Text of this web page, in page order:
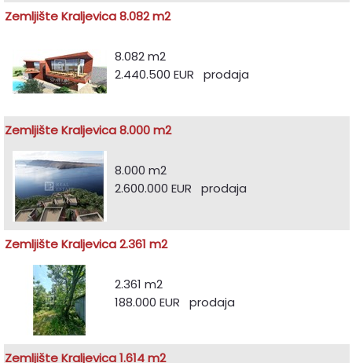
Zemljište Kraljevica 8.082 m2
8.082 m2
2.440.500 EUR prodaja
Zemljište Kraljevica 8.000 m2
8.000 m2
2.600.000 EUR prodaja
Zemljište Kraljevica 2.361 m2
2.361 m2
188.000 EUR prodaja
Zemljište Kraljevica 1.614 m2